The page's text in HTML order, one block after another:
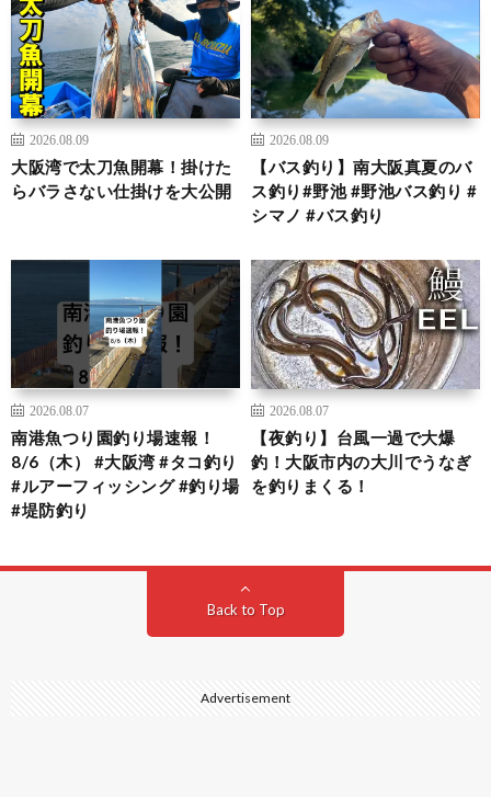
2026.08.09
大阪湾で太刀魚開幕！掛けた
らバラさない仕掛けを大公開
2026.08.09
【バス釣り】南大阪真夏のバ
ス釣り#野池 #野池バス釣り #
シマノ #バス釣り
2026.08.07
南港魚つり園釣り場速報！
8/6（木） #大阪湾 #タコ釣り
#ルアーフィッシング #釣り場
#堤防釣り
2026.08.07
【夜釣り】台風一過で大爆
釣！大阪市内の大川でうなぎ
を釣りまくる！
Back to Top
Advertisement